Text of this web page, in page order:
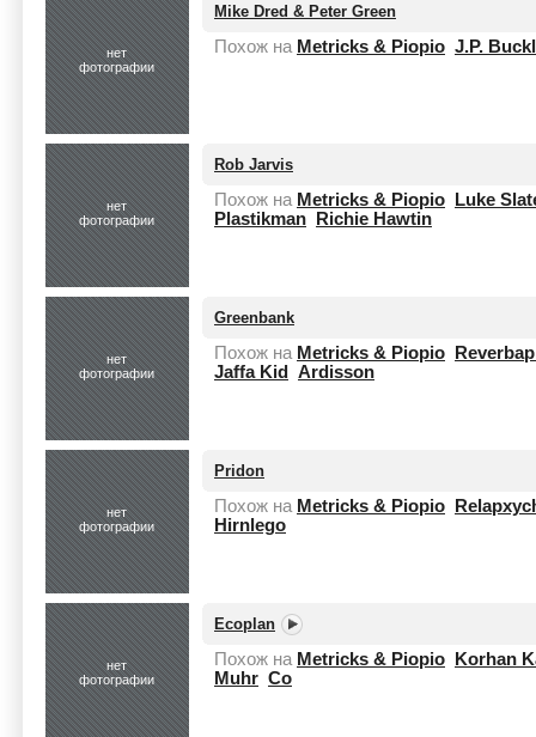
нет
фотографии
Mike Dred & Peter Green
Похож на Metricks & Piopio J.P.
нет
фотографии
Rob Jarvis
Похож на Metricks & Piopio
Luke
Plastikman
Richie Hawtin
нет
фотографии
Greenbank
Похож на Metricks & Piopio
Jaffa Kid
Ardisson
нет
фотографии
Pridon
Похож на Metricks & Piopio
Hirnlego
нет
фотографии
Ecoplan
Похож на Metricks & Piopio
Korhan
Muhr Co